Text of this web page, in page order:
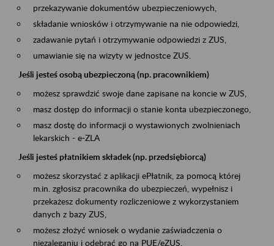
przekazywanie dokumentów ubezpieczeniowych,
składanie wniosków i otrzymywanie na nie odpowiedzi,
zadawanie pytań i otrzymywanie odpowiedzi z ZUS,
umawianie się na wizyty w jednostce ZUS.
Jeśli jesteś osobą ubezpieczoną (np. pracownikiem)
możesz sprawdzić swoje dane zapisane na koncie w ZUS,
masz dostęp do informacji o stanie konta ubezpieczonego,
masz dostę do informacji o wystawionych zwolnieniach
lekarskich - e-ZLA
Jeśli jesteś płatnikiem składek (np. przedsiębiorcą)
możesz skorzystać z aplikacji ePłatnik, za pomocą której
m.in. zgłosisz pracownika do ubezpieczeń, wypełnisz i
przekażesz dokumenty rozliczeniowe z wykorzystaniem
danych z bazy ZUS,
możesz złożyć wniosek o wydanie zaświadczenia o
niezaleganiu i odebrać go na PUE/eZUS,